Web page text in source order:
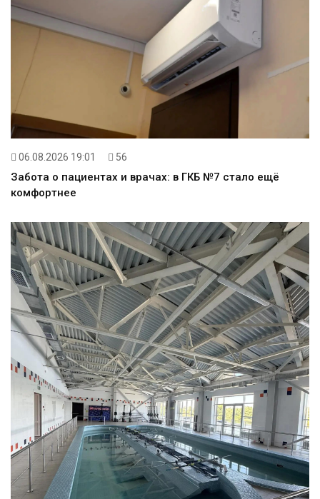
06.08.2026 19:01 56
Забота о пациентах и врачах: в ГКБ №7 стало ещё
комфортнее